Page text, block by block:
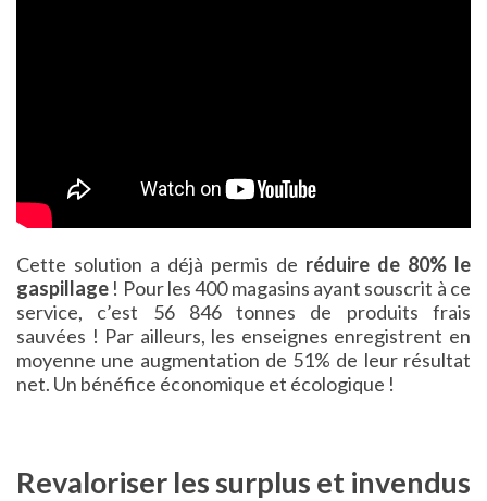
Cette solution a déjà permis de réduire de 80% le
gaspillage ! Pour les 400 magasins ayant souscrit à ce
service, c’est 56 846 tonnes de produits frais
sauvées ! Par ailleurs, les enseignes enregistrent en
moyenne une augmentation de 51% de leur résultat
net. Un bénéfice économique et écologique !
Revaloriser les surplus et invendus